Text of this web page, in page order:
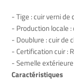
- Tige : cuir verni de
- Production locale
- Doublure : cuir de
- Certification cuir :
- Semelle
Caractéristiques